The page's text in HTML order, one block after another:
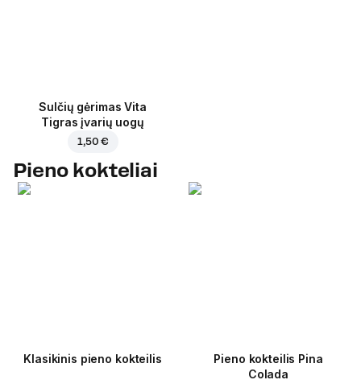
Sulčių gėrimas Vita
Tigras įvarių uogų
1,50 €
Pieno kokteliai
Klasikinis pieno kokteilis
Pieno kokteilis Pina
Colada